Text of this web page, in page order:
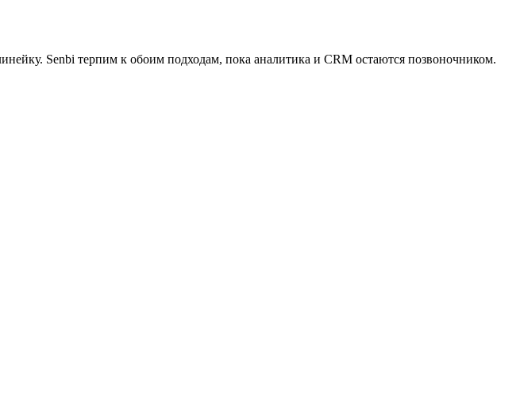
Senbi терпим к обоим подходам, пока аналитика и CRM остаются позвоночником.